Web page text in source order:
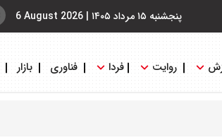
پنجشنبه ۱۵ مرداد ۱۴۰۵ |
6 August 2026
روایت فردا فناوری بازار